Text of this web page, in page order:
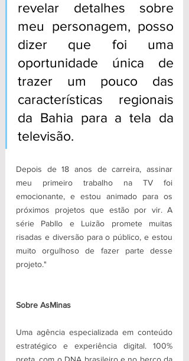
revelar detalhes sobre
meu personagem, posso
dizer que foi uma
oportunidade única de
trazer um pouco das
características regionais
da Bahia para a tela da
televisão.
Depois de 18 anos de carreira, assinar
meu primeiro trabalho na TV foi
emocionante, e estou animado para os
próximos projetos que estão por vir. A
série Pabllo e Luizão promete muitas
risadas e diversão para o público, e estou
muito orgulhoso de fazer parte desse
projeto."
Sobre AsMinas
Uma agência especializada em conteúdo
estratégico e experiência digital. 100%